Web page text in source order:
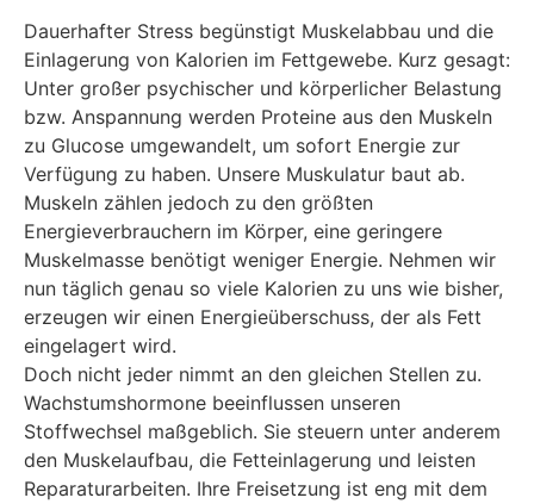
Dauerhafter Stress begünstigt Muskelabbau und die
Einlagerung von Kalorien im Fettgewebe. Kurz gesagt:
Unter großer psychischer und körperlicher Belastung
bzw. Anspannung werden Proteine aus den Muskeln
zu Glucose umgewandelt, um sofort Energie zur
Verfügung zu haben. Unsere Muskulatur baut ab.
Muskeln zählen jedoch zu den größten
Energieverbrauchern im Körper, eine geringere
Muskelmasse benötigt weniger Energie. Nehmen wir
nun täglich genau so viele Kalorien zu uns wie bisher,
erzeugen wir einen Energieüberschuss, der als Fett
eingelagert wird.
Doch nicht jeder nimmt an den gleichen Stellen zu.
Wachstumshormone beeinflussen unseren
Stoffwechsel maßgeblich. Sie steuern unter anderem
den Muskelaufbau, die Fetteinlagerung und leisten
Reparaturarbeiten. Ihre Freisetzung ist eng mit dem